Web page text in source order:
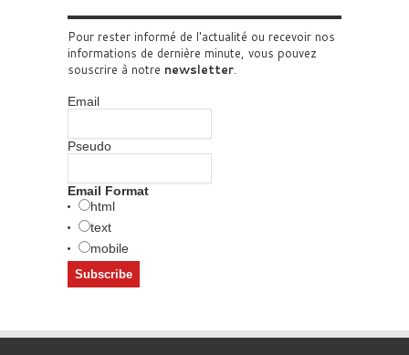
Pour rester informé de l'actualité ou recevoir nos
informations de dernière minute, vous pouvez
souscrire à notre newsletter.
Email
Pseudo
Email Format
html
text
mobile